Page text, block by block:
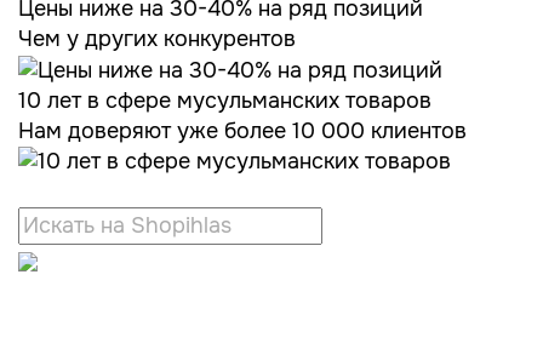
Цены ниже на 30-40% на ряд позиций
Чем у других конкурентов
10 лет в сфере мусульманских товаров
Нам доверяют уже более 10 000 клиентов